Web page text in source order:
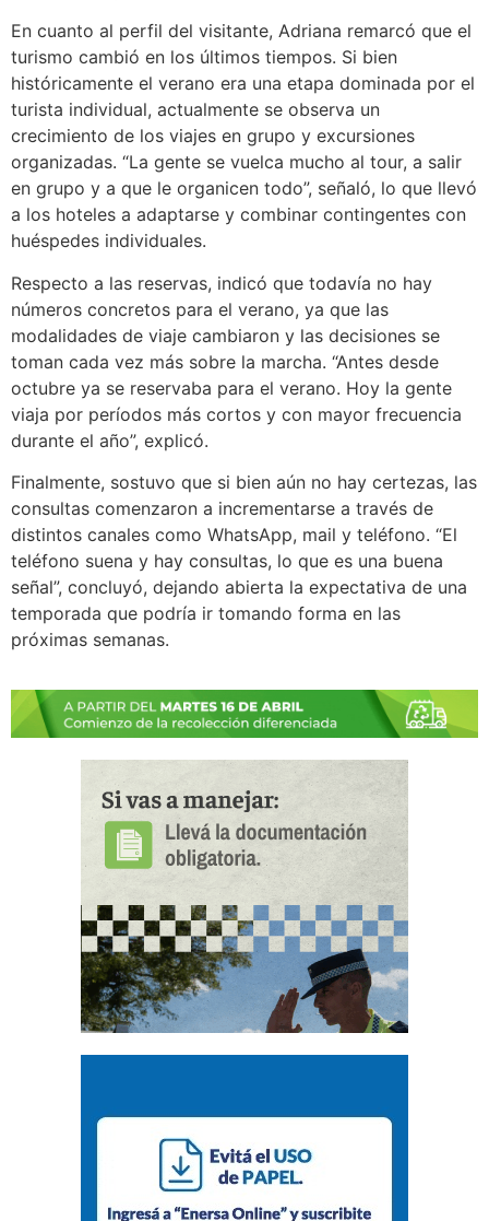
En cuanto al perfil del visitante, Adriana remarcó que el
turismo cambió en los últimos tiempos. Si bien
históricamente el verano era una etapa dominada por el
turista individual, actualmente se observa un
crecimiento de los viajes en grupo y excursiones
organizadas. “La gente se vuelca mucho al tour, a salir
en grupo y a que le organicen todo”, señaló, lo que llevó
a los hoteles a adaptarse y combinar contingentes con
huéspedes individuales.
Respecto a las reservas, indicó que todavía no hay
números concretos para el verano, ya que las
modalidades de viaje cambiaron y las decisiones se
toman cada vez más sobre la marcha. “Antes desde
octubre ya se reservaba para el verano. Hoy la gente
viaja por períodos más cortos y con mayor frecuencia
durante el año”, explicó.
Finalmente, sostuvo que si bien aún no hay certezas, las
consultas comenzaron a incrementarse a través de
distintos canales como WhatsApp, mail y teléfono. “El
teléfono suena y hay consultas, lo que es una buena
señal”, concluyó, dejando abierta la expectativa de una
temporada que podría ir tomando forma en las
próximas semanas.